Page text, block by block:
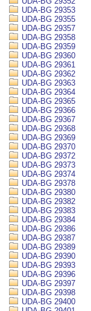
UDA-BG 29353
UDA-BG 29355
UDA-BG 29357
UDA-BG 29358
UDA-BG 29359
UDA-BG 29360
UDA-BG 29361
UDA-BG 29362
UDA-BG 29363
UDA-BG 29364
UDA-BG 29365
UDA-BG 29366
UDA-BG 29367
UDA-BG 29368
UDA-BG 29369
UDA-BG 29370
UDA-BG 29372
UDA-BG 29373
UDA-BG 29374
UDA-BG 29378
UDA-BG 29380
UDA-BG 29382
UDA-BG 29383
UDA-BG 29384
UDA-BG 29386
UDA-BG 29387
UDA-BG 29389
UDA-BG 29390
UDA-BG 29393
UDA-BG 29396
UDA-BG 29397
UDA-BG 29398
UDA-BG 29400